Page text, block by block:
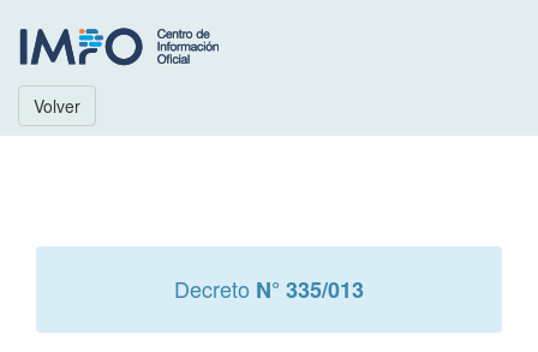
Volver
Decreto N° 335/013